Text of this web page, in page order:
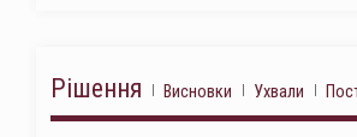
Рішення Висновки Ухвали